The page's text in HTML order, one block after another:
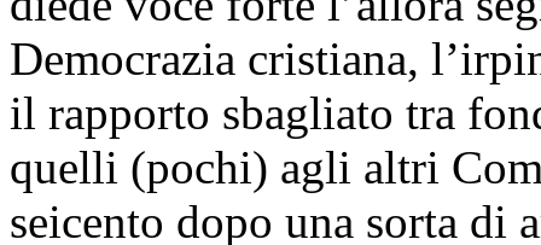
Democrazia cristiana,
il rapporto sbagliato tra
quelli (pochi) agli altri
seicento dopo una sorta di